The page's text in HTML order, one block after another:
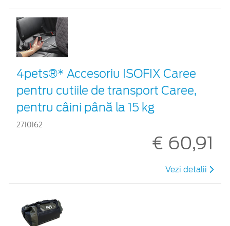
4pets®* Accesoriu ISOFIX Caree
pentru cutiile de transport Caree,
pentru câini până la 15 kg
2710162
€ 60,91
Vezi detalii